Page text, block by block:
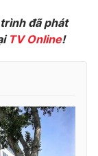
đã phát
TV Online!